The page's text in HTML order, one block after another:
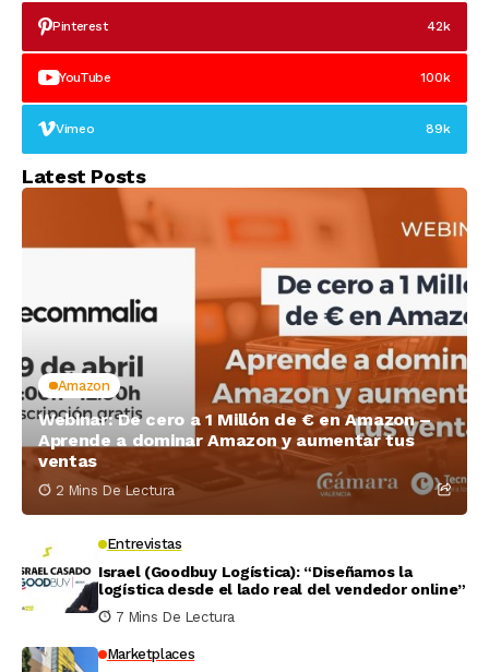
Pinterest 42k
YouTube 100k
Vimeo 89k
Latest Posts
Amazon
Webinar: De cero a 1 Millón de € en Amazon –
Aprende a dominar Amazon y aumentar tus
ventas
2 Mins De Lectura
Entrevistas
Israel (Goodbuy Logística): “Diseñamos la
logística desde el lado real del vendedor online”
7 Mins De Lectura
Marketplaces